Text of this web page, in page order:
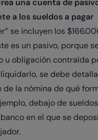
una cuenta de
a los sueldos a pagar
se incluyen los
es un pasivo, porque
u obligación contraída
se debe
la nómina de qué
debajo de
en el que se